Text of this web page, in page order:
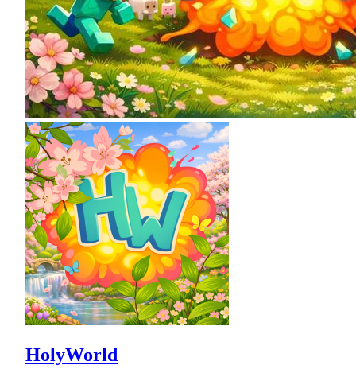
HolyWorld